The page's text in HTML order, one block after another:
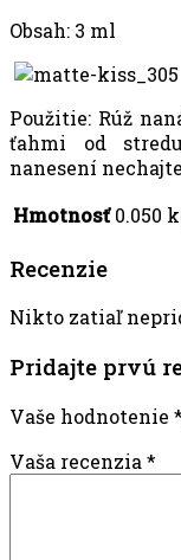
Obsah: 3 ml
Použitie: Rúž
ťahmi od
nanesení
Hmotnosť 0.050
Recenzie
Nikto zatiaľ
Pridajte prvú
Vaše hodnotenie *
Vaša recenzia *